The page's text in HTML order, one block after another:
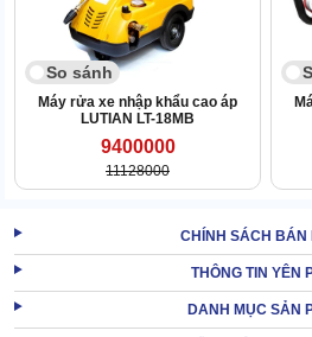
So sánh
Máy rửa xe nhập khẩu cao áp
LUTIAN LT-18MB
9400000
11128000
CHÍNH SÁCH BÁN
THÔNG TIN YÊN
DANH MỤC SẢN